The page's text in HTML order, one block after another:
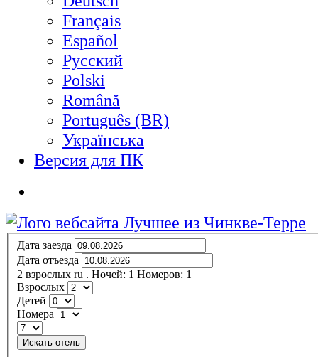
Français
Español
Русский
Polski
Română
Português (BR)
Українська
Версия для ПК
Дата заезда
Дата отъезда
2 взрослых ru . Ночей: 1 Номеров: 1
Взрослых
Детей
Номера
Искать отель